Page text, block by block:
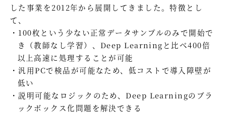
した事業を2012年から展開してきました。特徴とし
て、
100枚という少ない正常データサンプルのみで開始で
き（教師なし学習）、Deep Learningと比べ400倍
以上高速に処理することが可能
汎用PCで検品が可能なため、低コストで導入障壁が
低い
説明可能なロジックのため、Deep Learningのブラ
ックボックス化問題を解決できる